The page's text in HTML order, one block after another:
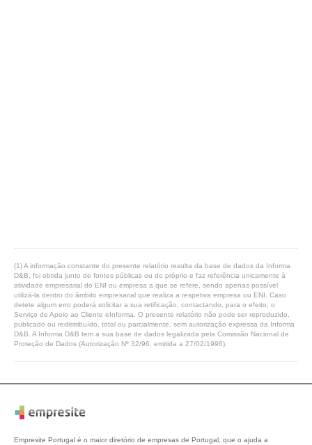
(1) A informação constante do presente relatório resulta da base de dados da Informa
D&B, foi obtida junto de fontes públicas ou do próprio e faz referência unicamente à
atividade empresarial do ENI ou empresa a que se refere, sendo apenas possível
utilizá-la dentro do âmbito empresarial que realiza a respetiva empresa ou ENI. Caso
detete algum erro poderá solicitar a sua retificação, contactando, para o efeito, o
Serviço de Apoio ao Cliente eInforma. O presente relatório não pode ser reproduzido,
publicado ou redistribuído, total ou parcialmente, sem autorização expressa da Informa
D&B. A Informa D&B tem a sua base de dados legalizada pela Comissão Nacional de
Proteção de Dados (Autorização Nº 32/96, emitida a 27/02/1996).
Empresite Portugal é o maior diretório de empresas de Portugal, que o ajuda a